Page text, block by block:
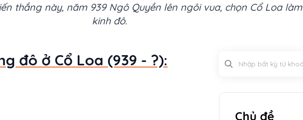
thắng này, năm 939 Ngô Quyền lên ngôi vua, chọn Cổ Loa làm
kinh đô.
đô ở Cổ Loa (939 - ?):
Chủ đề